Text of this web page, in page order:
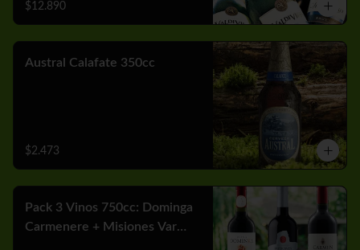
$12.890
Austral Calafate 350cc
$2.473
Pack 3 Vinos 750cc: Dominga
Carmenere + Misiones Var